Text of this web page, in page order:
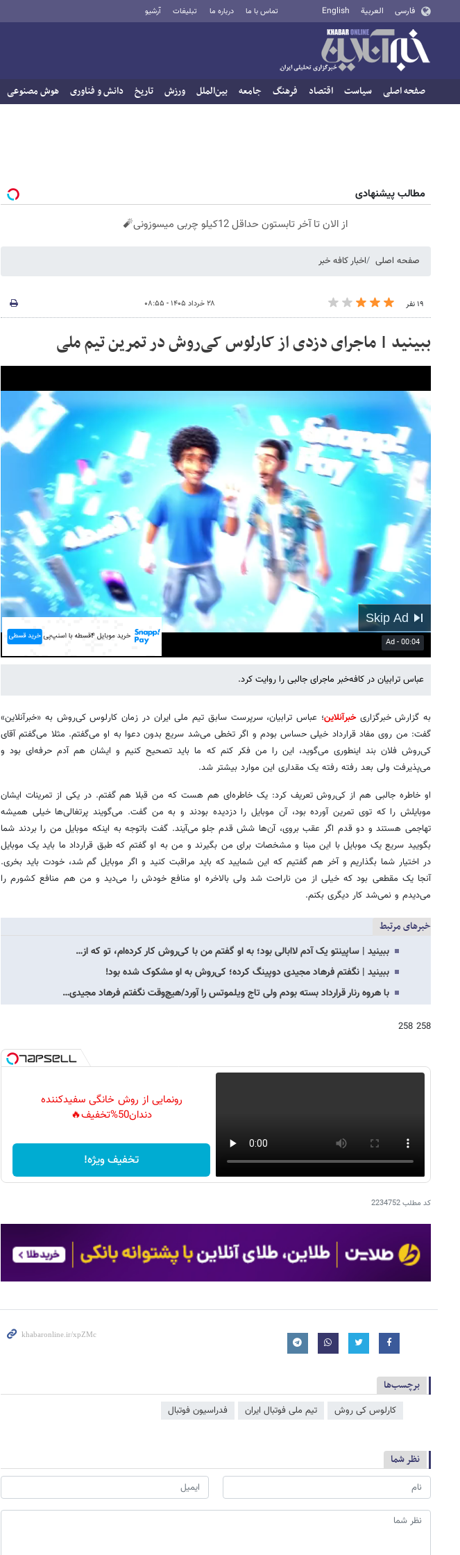
فارسی العربية English تماس با ما درباره ما تبلیغات آرشیو
صفحه اصلی سیاست اقتصاد فرهنگ جامعه بین‌الملل ورزش تاریخ دانش و فناوری هوش مصنوعی
مطالب پیشنهادی
از الان تا آخر تابستون حداقل 12کیلو چربی میسوزونی🧨
صفحه اصلی اخبار کافه خبر
۱۹ نفر ۲۸ خرداد ۱۴۰۵ - ۰۸:۵۵
ببینید | ماجرای دزدی از کارلوس کی‌روش در تمرین تیم ملی
Play Settings
PIP
Enter
عباس ترابیان در کافه‌خبر ماجرای جالبی را روایت کرد.
به گزارش خبرگزاریخبرآنلاین؛ عباس ترابیان، سرپرست سابق تیم ملی ایران در زمان کارلوس کی‌روش به «خبرآنلاین»
گفت: من روی مفاد قرارداد خیلی حساس بودم و اگر تخطی می‌شد سریع بدون دعوا به او می‌گفتم. مثلا می‌گفتم آقای
کی‌روش فلان بند اینطوری می‌گوید، این را من فکر کنم که ما باید تصحیح کنیم و ایشان هم آدم حرفه‌ای بود و
می‌پذیرفت ولی بعد رفته رفته یک مقداری این موارد بیشتر شد.
او خاطره جالبی هم از کی‌روش تعریف کرد: یک خاطره‌ای هم هست که من قبلا هم گفتم. در یکی از تمرینات ایشان
موبایلش را که توی تمرین آورده بود، آن موبایل را دزدیده بودند و به من گفت. می‌گویند پرتغالی‌ها خیلی همیشه
تهاجمی هستند و دو قدم اگر عقب بروی، آن‌ها شش قدم جلو می‌آیند. گفت باتوجه به اینکه موبایل من را بردند شما
بگویید سریع یک موبایل با این مبنا و مشخصات برای من بگیرند و من به او گفتم که طبق قرارداد ما باید یک موبایل
در اختیار شما بگذاریم و آخر هم گفتیم که این شمایید که باید مراقبت کنید و اگر موبایل گم شد، خودت باید بخری.
آنجا یک مقطعی بود که خیلی از من ناراحت شد ولی بالاخره او منافع خودش را می‌دید و من هم منافع کشورم را
می‌دیدم و نمی‌شد کار دیگری بکنم.
خبرهای مرتبط
ببینید | ساپینتو یک آدم لاابالی بود؛ به او گفتم من با کی‌روش کار کرده‌ام، تو که از…
ببینید | نگفتم فرهاد مجیدی دوپینگ کرده؛ کی‌روش به او مشکوک‌ شده بود!
با هروه رنار قرارداد بسته بودم ولی تاج ویلموتس را آورد/هیچ‌وقت نگفتم فرهاد مجیدی…
258 258
رونمایی از روش خانگی سفیدکننده
دندان50%تخفیف🔥
تخفیف ویژه!
کد مطلب2234752
برچسب‌ها
کارلوس کی روش تیم ملی فوتبال ایران فدراسیون فوتبال
نظر شما